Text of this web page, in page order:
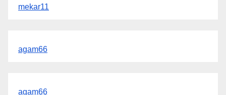
mekar11
agam66
agam66